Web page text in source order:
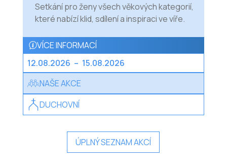
Setkání pro ženy všech věkových kategorií,
které nabízí klid, sdílení a inspiraci ve víře.
VÍCE INFORMACÍ
12.08.2026 – 15.08.2026
NAŠE AKCE
DUCHOVNÍ
ÚPLNÝ SEZNAM AKCÍ